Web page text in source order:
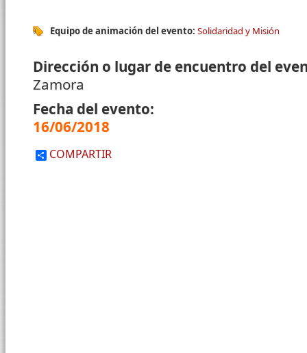
Equipo de animación del evento: Solidaridad y Misión
Dirección o lugar de encuentro del
Zamora
Fecha del evento:
16/06/2018
COMPARTIR